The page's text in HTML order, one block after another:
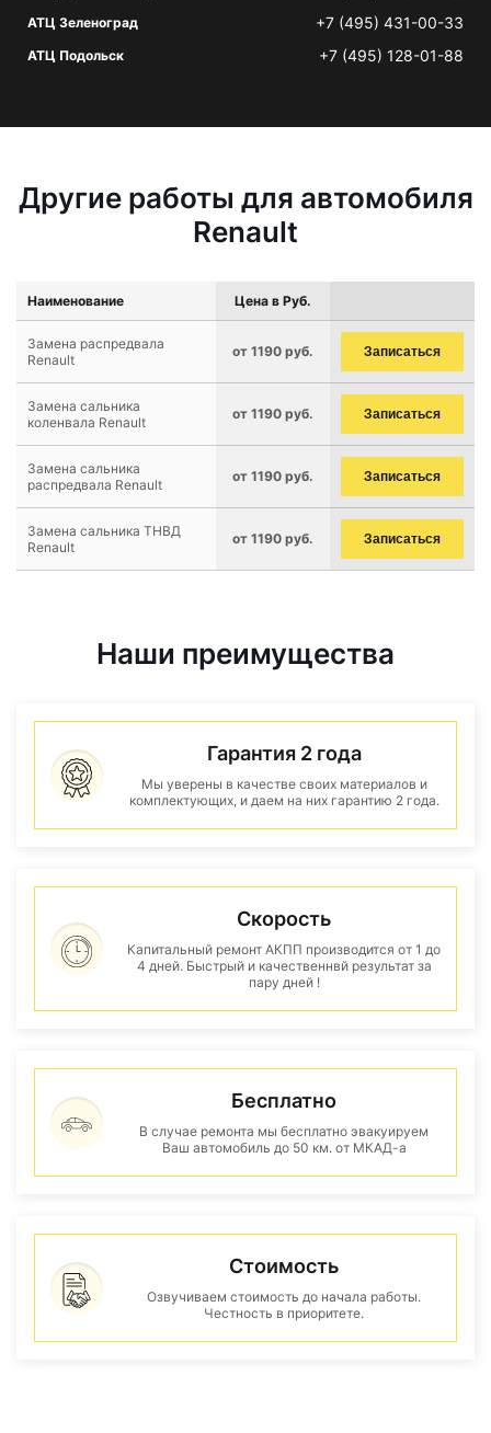
АТЦ Зеленоград +7 (495) 431-00-33
АТЦ Подольск +7 (495) 128-01-88
Другие работы для автомобиля
Renault
Наименование Цена в Руб.
Замена распредвала
Renault
от 1190 руб. Записаться
Замена сальника
коленвала Renault
от 1190 руб. Записаться
Замена сальника
распредвала Renault
от 1190 руб. Записаться
Замена сальника ТНВД
Renault
от 1190 руб. Записаться
Наши преимущества
Гарантия 2 года
Мы уверены в качестве своих материалов и
комплектующих, и даем на них гарантию 2 года.
Скорость
Капитальный ремонт АКПП производится от 1 до
4 дней. Быстрый и качественнвй результат за
пару дней !
Бесплатно
В случае ремонта мы бесплатно эвакуируем
Ваш автомобиль до 50 км. от МКАД-а
Стоимость
Озвучиваем стоимость до начала работы.
Честность в приоритете.